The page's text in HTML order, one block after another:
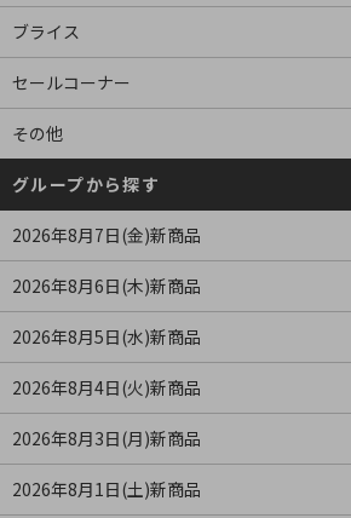
ブライス
セールコーナー
その他
グループから探す
2026年8月7日(金)新商品
2026年8月6日(木)新商品
2026年8月5日(水)新商品
2026年8月4日(火)新商品
2026年8月3日(月)新商品
2026年8月1日(土)新商品